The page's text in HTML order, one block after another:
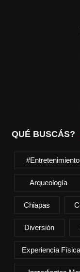
QUÉ BUSCÁS?
#entretenimiento
Arqueología
Chiapas
Diversión
Experiencia Física